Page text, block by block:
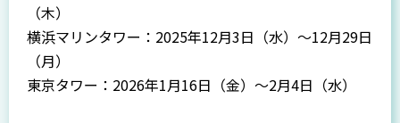
（木）
横浜マリンタワー：2025年12月3日（水）〜12月29日
（月）
東京タワー：2026年1月16日（金）〜2月4日（水）